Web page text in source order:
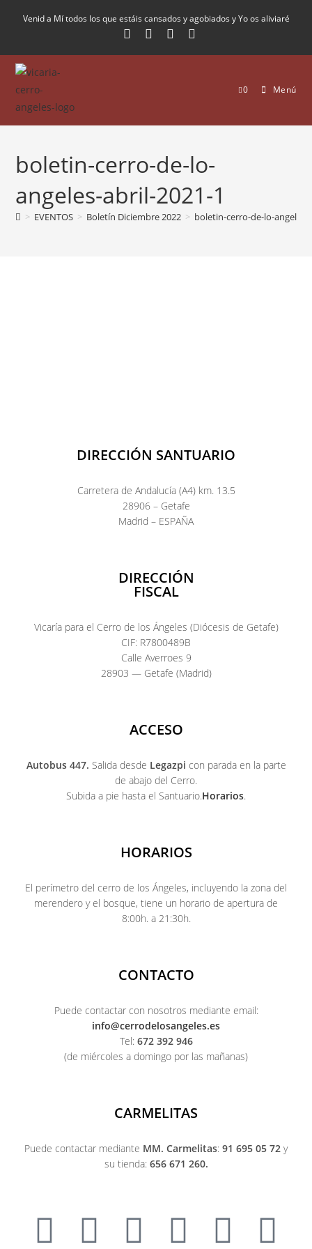
Venid a Mí todos los que estáis cansados y agobiados y Yo os aliviaré
0 Menú
boletin-cerro-de-lo-
angeles-abril-2021-1
> EVENTOS > Boletín Diciembre 2022 > boletin-cerro-de-lo-angeles-
DIRECCIÓN SANTUARIO
Carretera de Andalucía (A4) km. 13.5
28906 – Getafe
Madrid – ESPAÑA
DIRECCIÓN
FISCAL
Vicaría para el Cerro de los Ángeles (Diócesis de Getafe)
CIF: R7800489B
Calle Averroes 9
28903 — Getafe (Madrid)
ACCESO
Autobus 447. Salida desde Legazpi con parada en la parte
de abajo del Cerro.
Subida a pie hasta el Santuario.Horarios.
HORARIOS
El perímetro del cerro de los Ángeles, incluyendo la zona del
merendero y el bosque, tiene un horario de apertura de
8:00h. a 21:30h.
CONTACTO
Puede contactar con nosotros mediante email:
info@cerrodelosangeles.es
Tel: 672 392 946
(de miércoles a domingo por las mañanas)
CARMELITAS
Puede contactar mediante MM. Carmelitas: 91 695 05 72 y
su tienda: 656 671 260.